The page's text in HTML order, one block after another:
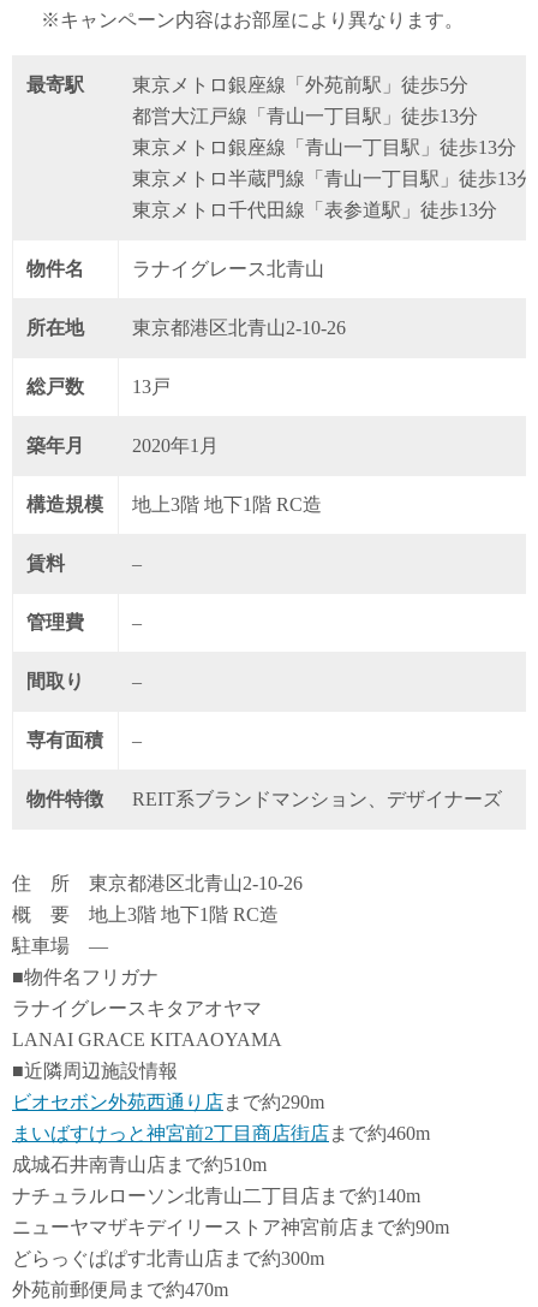
※キャンペーン内容はお部屋により異なります。
最寄駅
東京メトロ銀座線「外苑前駅」徒歩5分
都営大江戸線「青山一丁目駅」徒歩13分
東京メトロ銀座線「青山一丁目駅」徒歩13分
東京メトロ半蔵門線「青山一丁目駅」徒歩13分
東京メトロ千代田線「表参道駅」徒歩13分
物件名 ラナイグレース北青山
所在地 東京都港区北青山2-10-26
総戸数 13戸
築年月 2020年1月
構造規模 地上3階 地下1階 RC造
賃料 –
管理費 –
間取り –
専有面積 –
物件特徴 REIT系ブランドマンション、デザイナーズ
住 所 東京都港区北青山2-10-26
概 要 地上3階 地下1階 RC造
駐車場 ―
■物件名フリガナ
ラナイグレースキタアオヤマ
LANAI GRACE KITAAOYAMA
■近隣周辺施設情報
ビオセボン外苑西通り店まで約290m
まいばすけっと神宮前2丁目商店街店まで約460m
成城石井南青山店まで約510m
ナチュラルローソン北青山二丁目店まで約140m
ニューヤマザキデイリーストア神宮前店まで約90m
どらっぐぱぱす北青山店まで約300m
外苑前郵便局まで約470m